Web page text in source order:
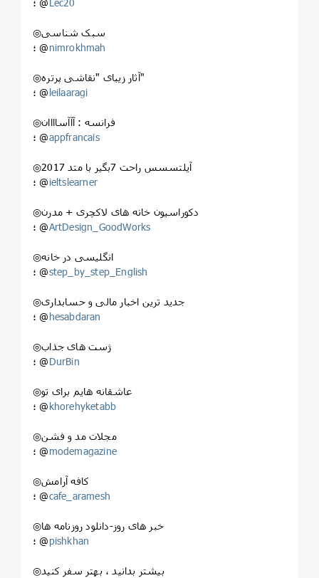
؛ @ Lec20
◎سبک شناسی
؛ @nimrokhmah
◎آثار زیبای "نقاشی پرتره"
؛ @leilaaragi
◎فرانسه : آآآساااان
؛ @appfrancais
◎آیلتسسس راحت 7بگير با متد 2017
؛ @ieltslearner
◎دکوراسیون خانه های لاکچری + مدرن
؛ @ArtDesign_GoodWorks
◎انگلیسی در خانه
؛ @step_by_step_English
◎جدید ترین اخبار مالی و حسابداری
؛ @hesabdaran
◎ژست های جذاب
؛ @DurBin
◎عاشقانه هایم برای تو
؛ @khorehyketabb
◎مجلات مد و فشن
؛ @modemagazine
◎کافه آرامش
؛ @cafe_aramesh
◎خبر های روز-دانلود روزنامه ها
؛ @pishkhan
◎بیشتر بدانید ، بهتر سفر کنید